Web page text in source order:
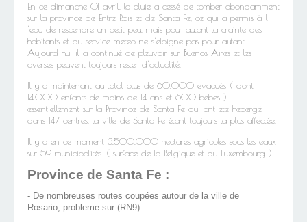
En ce dimanche 01 avril, la pluie a cessé de tomber abondamment
sur la province de Entre Rois et de Santa Fe, ce qui a permis à l
'eau de rescendre un petit peu, mais pour autant la crainte des
habitants et du service meteo ne s'eloigne pas pour autant .
Aujourd hui il a continué de pleuvoir sur Buenos Aires et les
averses peuvent toujours rester d'actualité.
Il y a maintenant au total plus de 60.000 evacués ( dont
14.000 enfants de moins de 14 ans et 600 bebes )
essentiellement sur la Province de Santa Fe qui ont ete hebergé
dans 147 centres, la ville de Santa Fe étant toujours la plus affectée.
Il y a en ce moment 3.500.000 hectares agricoles sous les eaux
sur 59 municipalités. ( surface de la Belgique et du Luxembourg ).
Province de Santa Fe :
- De nombreuses routes coupées autour de la ville de
Rosario, probleme sur (RN9)